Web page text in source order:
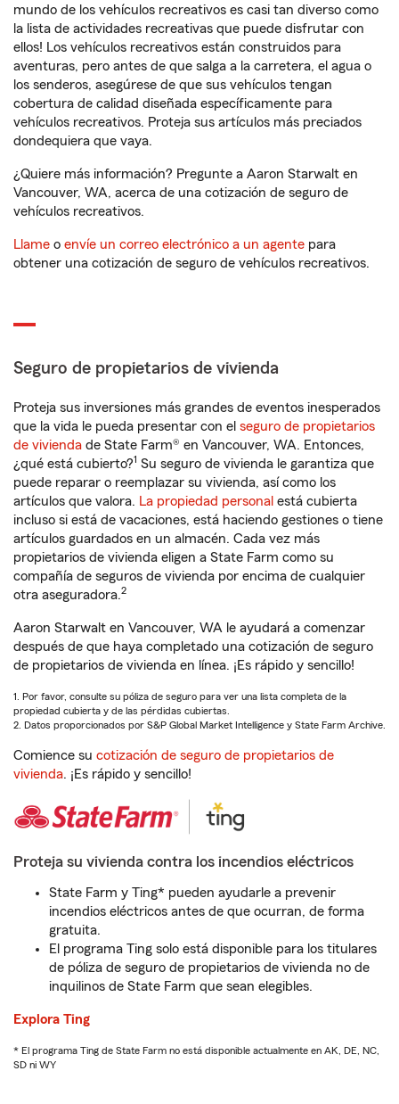
mundo de los vehículos recreativos es casi tan diverso como
la lista de actividades recreativas que puede disfrutar con
ellos! Los vehículos recreativos están construidos para
aventuras, pero antes de que salga a la carretera, el agua o
los senderos, asegúrese de que sus vehículos tengan
cobertura de calidad diseñada específicamente para
vehículos recreativos. Proteja sus artículos más preciados
dondequiera que vaya.
¿Quiere más información? Pregunte a Aaron Starwalt en
Vancouver, WA, acerca de una cotización de seguro de
vehículos recreativos.
Llame o envíe un correo electrónico a un agente para
obtener una cotización de seguro de vehículos recreativos.
Seguro de propietarios de vivienda
Proteja sus inversiones más grandes de eventos inesperados
que la vida le pueda presentar con el seguro de propietarios
de vivienda de State Farm® en Vancouver, WA. Entonces,
¿qué está cubierto?1 Su seguro de vivienda le garantiza que
puede reparar o reemplazar su vivienda, así como los
artículos que valora. La propiedad personal está cubierta
incluso si está de vacaciones, está haciendo gestiones o tiene
artículos guardados en un almacén. Cada vez más
propietarios de vivienda eligen a State Farm como su
compañía de seguros de vivienda por encima de cualquier
otra aseguradora.2
Aaron Starwalt en Vancouver, WA le ayudará a comenzar
después de que haya completado una cotización de seguro
de propietarios de vivienda en línea. ¡Es rápido y sencillo!
1. Por favor, consulte su póliza de seguro para ver una lista completa de la
propiedad cubierta y de las pérdidas cubiertas.
2. Datos proporcionados por S&P Global Market Intelligence y State Farm Archive.
Comience su cotización de seguro de propietarios de
vivienda. ¡Es rápido y sencillo!
Proteja su vivienda contra los incendios eléctricos
State Farm y Ting* pueden ayudarle a prevenir
incendios eléctricos antes de que ocurran, de forma
gratuita.
El programa Ting solo está disponible para los titulares
de póliza de seguro de propietarios de vivienda no de
inquilinos de State Farm que sean elegibles.
Explora Ting
* El programa Ting de State Farm no está disponible actualmente en AK, DE, NC,
SD ni WY